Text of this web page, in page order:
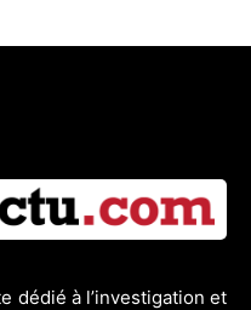
dédié à l’investigation et